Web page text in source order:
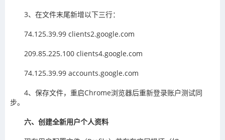
3、在文件末尾新增以下三行：
74.125.39.99 clients2.google.com
209.85.225.100 clients4.google.com
74.125.39.99 accounts.google.com
4、保存文件，重启Chrome浏览器后重新登录账户测试同
步。
六、创建全新用户个人资料